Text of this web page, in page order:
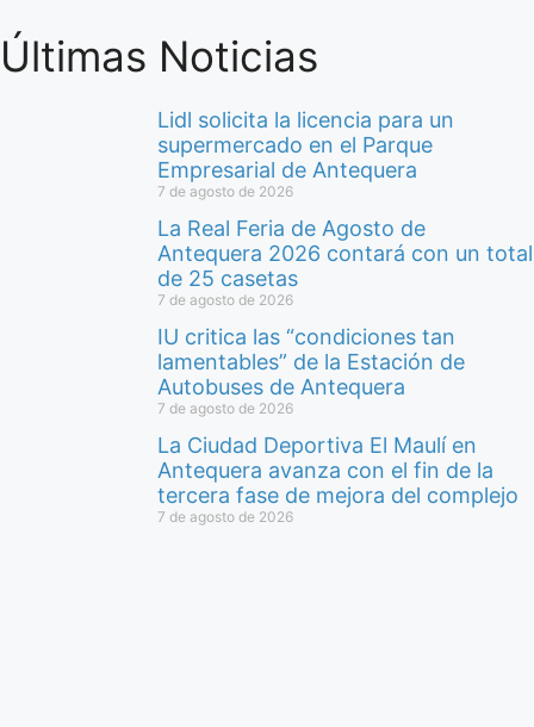
Últimas Noticias
Lidl solicita la licencia para un
supermercado en el Parque
Empresarial de Antequera
7 de agosto de 2026
La Real Feria de Agosto de
Antequera 2026 contará con un total
de 25 casetas
7 de agosto de 2026
IU critica las “condiciones tan
lamentables” de la Estación de
Autobuses de Antequera
7 de agosto de 2026
La Ciudad Deportiva El Maulí en
Antequera avanza con el fin de la
tercera fase de mejora del complejo
7 de agosto de 2026